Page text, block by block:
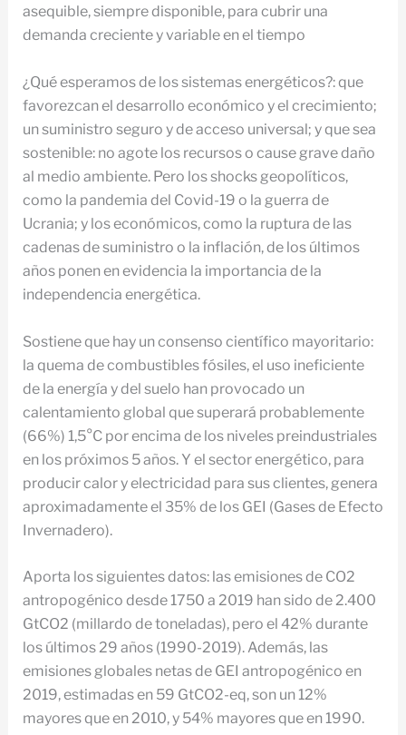
asequible, siempre disponible, para cubrir una
demanda creciente y variable en el tiempo
¿Qué esperamos de los sistemas energéticos?: que
favorezcan el desarrollo económico y el crecimiento;
un suministro seguro y de acceso universal; y que sea
sostenible: no agote los recursos o cause grave daño
al medio ambiente. Pero los shocks geopolíticos,
como la pandemia del Covid-19 o la guerra de
Ucrania; y los económicos, como la ruptura de las
cadenas de suministro o la inflación, de los últimos
años ponen en evidencia la importancia de la
independencia energética.
Sostiene que hay un consenso científico mayoritario:
la quema de combustibles fósiles, el uso ineficiente
de la energía y del suelo han provocado un
calentamiento global que superará probablemente
(66%) 1,5°C por encima de los niveles preindustriales
en los próximos 5 años. Y el sector energético, para
producir calor y electricidad para sus clientes, genera
aproximadamente el 35% de los GEI (Gases de Efecto
Invernadero).
Aporta los siguientes datos: las emisiones de CO2
antropogénico desde 1750 a 2019 han sido de 2.400
GtCO2 (millardo de toneladas), pero el 42% durante
los últimos 29 años (1990-2019). Además, las
emisiones globales netas de GEI antropogénico en
2019, estimadas en 59 GtCO2-eq, son un 12%
mayores que en 2010, y 54% mayores que en 1990.